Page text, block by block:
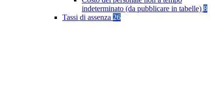
indeterminato (da pubblicare in tabelle) 8
Tassi di assenza 26